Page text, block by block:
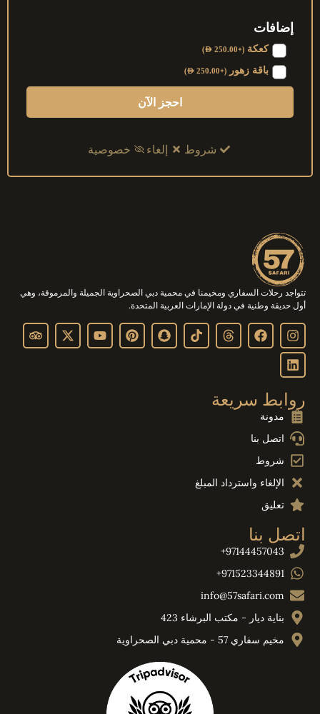
إضافات
كعكة (
+
AED 250.00
)
باقة زهور (
+
AED 250.00
)
احجز الآن
شروط إلغاء خصوصية
تتواجد رحلات السفاري ومخيمنا في محمية دبي الصحراوية الجميلة والمرموقة، وهي
أول حديقة وطنية في دولة الإمارات العربية المتحدة.
روابط سريعة
مدونة
اتصل بنا
شروط
الإلغاء واسترداد المبلغ
تعليق
اتصل بنا
97144457043+
971523344891+
info@57safari.com
بناية ديار - مكتب البرشاء 423
مخيم سفاري 57 - محمية دبي الصحراوية